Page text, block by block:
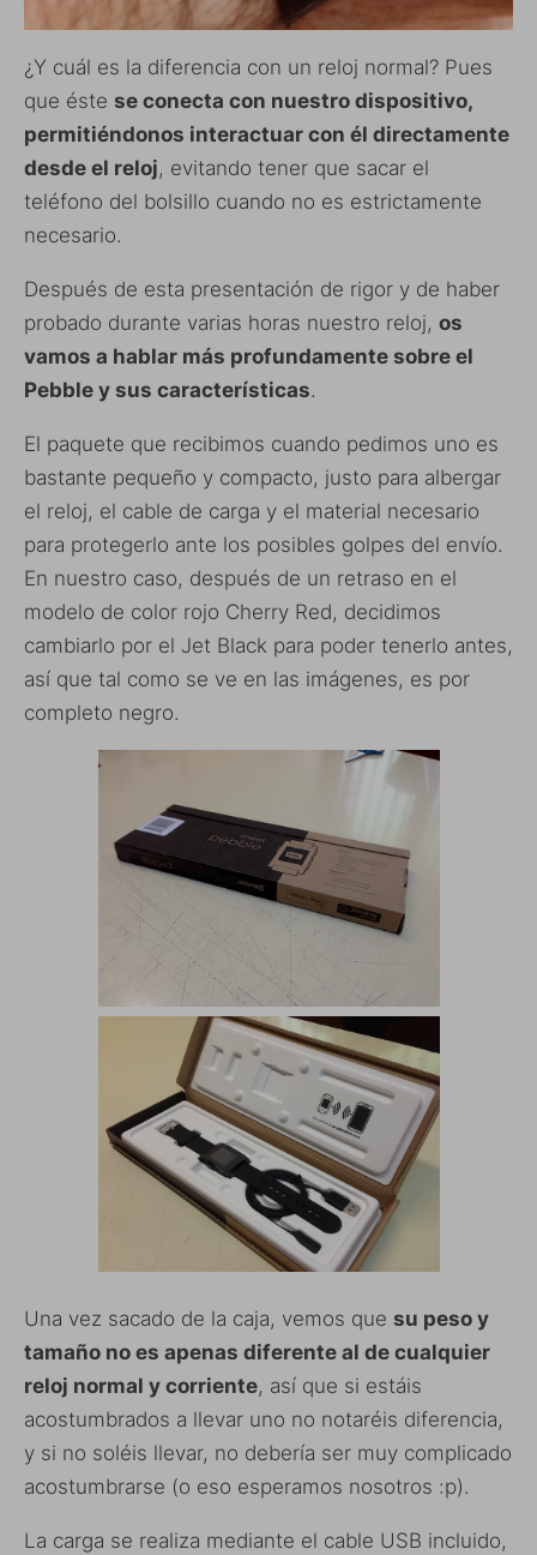
¿Y cuál es la diferencia con un reloj normal? Pues
que éste se conecta con nuestro dispositivo,
permitiéndonos interactuar con él directamente
desde el reloj, evitando tener que sacar el
teléfono del bolsillo cuando no es estrictamente
necesario.
Después de esta presentación de rigor y de haber
probado durante varias horas nuestro reloj, os
vamos a hablar más profundamente sobre el
Pebble y sus características.
El paquete que recibimos cuando pedimos uno es
bastante pequeño y compacto, justo para albergar
el reloj, el cable de carga y el material necesario
para protegerlo ante los posibles golpes del envío.
En nuestro caso, después de un retraso en el
modelo de color rojo Cherry Red, decidimos
cambiarlo por el Jet Black para poder tenerlo antes,
así que tal como se ve en las imágenes, es por
completo negro.
Una vez sacado de la caja, vemos que su peso y
tamaño no es apenas diferente al de cualquier
reloj normal y corriente, así que si estáis
acostumbrados a llevar uno no notaréis diferencia,
y si no soléis llevar, no debería ser muy complicado
acostumbrarse (o eso esperamos nosotros :p).
La carga se realiza mediante el cable USB incluido,